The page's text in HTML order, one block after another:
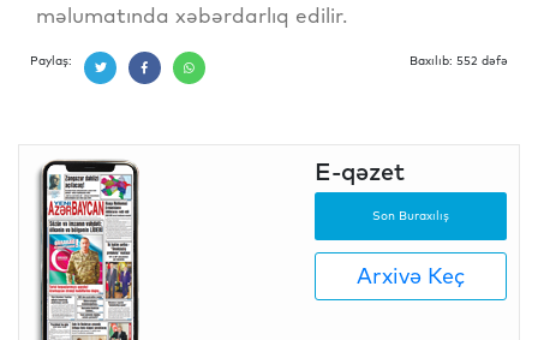
məlumatında xəbərdarlıq edilir.
Paylaş: Baxılıb: 552 dəfə
E-qəzet
Son Buraxılış
Arxivə Keç